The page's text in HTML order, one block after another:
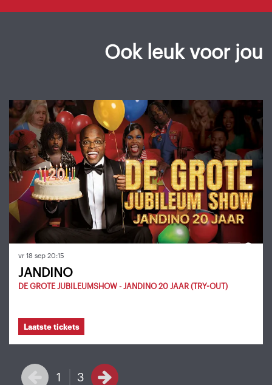
Ook leuk voor jou
JANDINO
DE GROTE JUBILEUMSHOW - JANDINO 20 JAAR (TRY-OUT)
vr 18 sep 20:15
Laatste tickets
1 3